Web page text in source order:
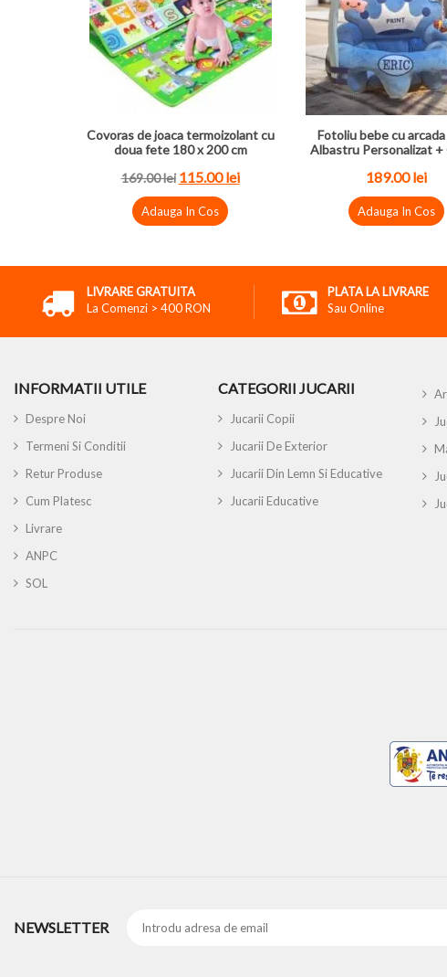
Covoras de joaca termoizolant cu
doua fete 180 x 200 cm
169.00 lei 115.00 lei
Adauga In Cos
Fotoliu bebe cu
Albastru Personalizat +
189.00 lei
Adauga In Cos
LIVRARE GRATUITA
La Comenzi > 400 RON
PLATA LA LIVRARE
Sau Online
INFORMATII UTILE
Despre Noi
Termeni Si Conditii
Retur Produse
Cum Platesc
Livrare
ANPC
SOL
CATEGORII JUCARII
Jucarii Copii
Jucarii De Exterior
Jucarii Din Lemn Si Educative
Jucarii Educative
NEWSLETTER